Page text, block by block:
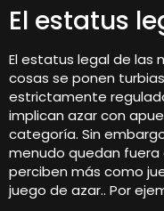
El estatus
El estatus legal de las
cosas se ponen
estrictamente
implican azar con
categoría. Sin
menudo quedan
perciben más como
juego de azar.. Por